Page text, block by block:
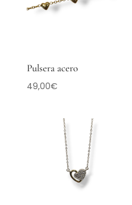
Pulsera acero
49,00€